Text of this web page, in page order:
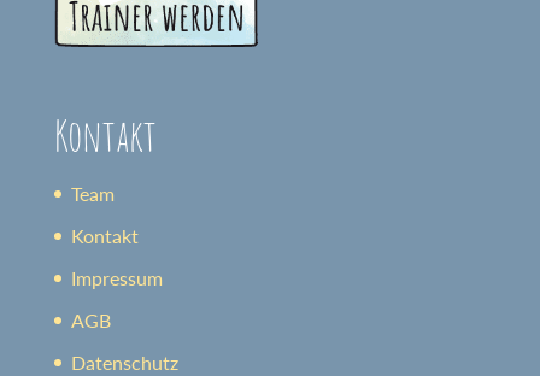
Kontakt
Team
Kontakt
Impressum
AGB
Datenschutz